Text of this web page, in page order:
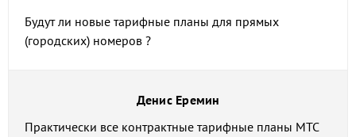
Будут ли новые тарифные планы для прямых
(городских) номеров ?
Денис Еремин
Практически все контрактные тарифные планы МТС